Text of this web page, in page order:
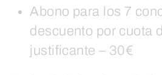
Abono para los 7
descuento por cuota
justificante – 30€